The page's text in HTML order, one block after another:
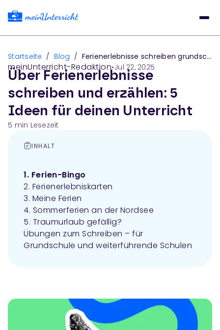
Startseite / Blog / Ferienerlebnisse schreiben grundschule arbeitsblätter
meinUnterricht-Redaktion•Jul 22, 2025
Über Ferienerlebnisse
schreiben und erzählen: 5
Ideen für deinen Unterricht
5 min Lesezeit
INHALT
1. Ferien-Bingo
2. Ferienerlebniskarten
3. Meine Ferien
4. Sommerferien an der Nordsee
5. Traumurlaub gefällig?
Übungen zum Schreiben – für
Grundschule und weiterführende Schulen